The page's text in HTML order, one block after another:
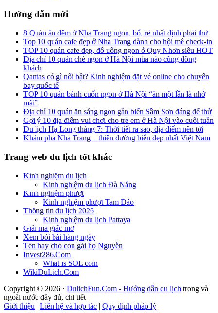
Hướng dẫn mới
8 Quán ăn đêm ở Nha Trang ngon, bổ, rẻ nhất định phải thử
Top 10 quán cafe đẹp ở Nha Trang dành cho hội mê check-in
TOP 10 quán cafe đẹp, đồ uống ngon ở Quy Nhơn siêu HOT
Địa chỉ 10 quán chè ngon ở Hà Nội mùa nào cũng đông
khách
Qantas có gì nổi bật? Kinh nghiệm đặt vé online cho chuyến
bay quốc tế
TOP 10 quán bánh cuốn ngon ở Hà Nội “ăn một lần là nhớ
mãi”
Địa chỉ 10 quán ăn sáng ngon gần biển Sầm Sơn đáng để thử
Gợi ý 10 địa điểm vui chơi cho trẻ em ở Hà Nội vào cuối tuần
Du lịch Hạ Long tháng 7: Thời tiết ra sao, địa điểm nên tới
Khám phá Nha Trang – thiên đường biển đẹp nhất Việt Nam
Trang web du lịch tốt khác
Kinh nghiệm du lịch
Kinh nghiệm du lịch Đà Nẵng
Kinh nghiệm phượt
Kinh nghiệm phượt Tam Đảo
Thông tin du lịch 2026
Kinh nghiệm du lịch Pattaya
Giải mã giấc mơ
Xem bói bài hàng ngày
Tên hay cho con gái họ Nguyễn
Invest286.Com
What is SOL coin
WikiDuLich.Com
Copyright © 2026 · DulichFun.Com - Hướng dẫn du lịch trong và
ngoài nước đầy đủ, chi tiết
Giới thiệu | Liên hệ và hợp tác | Quy định pháp lý